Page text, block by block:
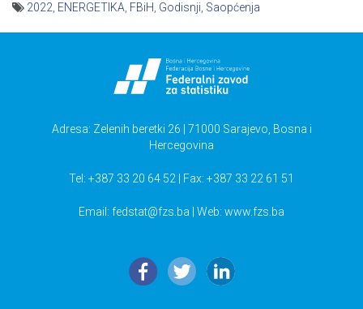
2022 ENERGETIKA FBiH Godisnji Saopćenja
Adresa: Zelenih beretki 26 | 71000 Sarajevo, Bosna i
Hercegovina
Tel: +387 33 20 64 52 | Fax: +387 33 22 61 51
Email: fedstat@fzs.ba | Web: www.fzs.ba